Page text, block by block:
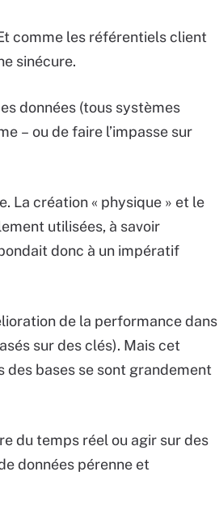
comme les référentiels client
sinécure.
données (tous systèmes
– ou de faire l’impasse sur
La création « physique » et le
utilisées, à savoir
donc à un impératif
de la performance dans
sur des clés). Mais cet
bases se sont grandement
du temps réel ou agir sur des
données pérenne et